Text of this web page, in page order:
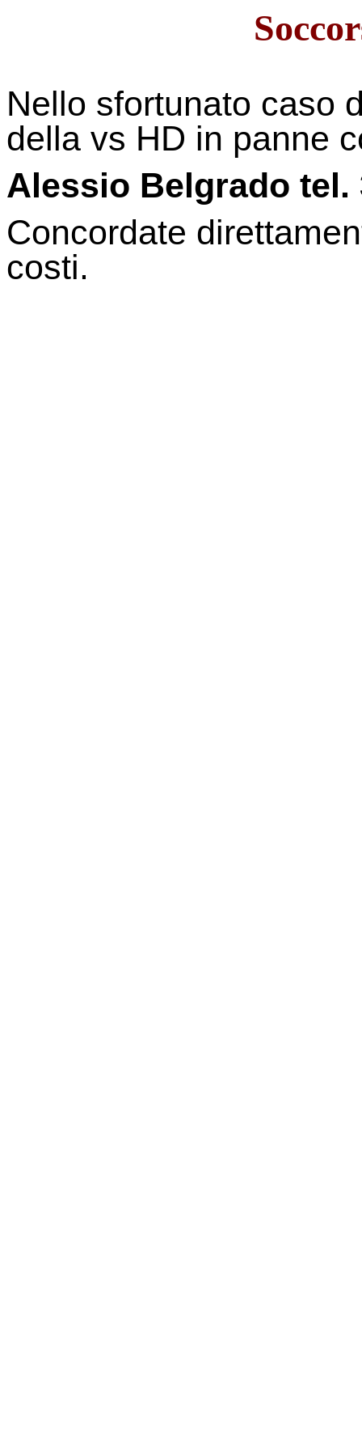
Nello sfortunato caso
della vs HD in panne
Alessio Belgrado tel.
Concordate
costi.